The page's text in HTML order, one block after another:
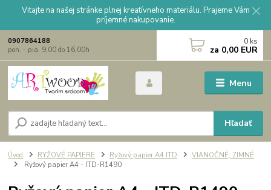
Vitajte na našej stránke plnej kreatívneho materiálu. Prajeme Vám
príjemné nakupovanie.
Menu
Hľadať
0907864188
pon. - pia. 9,00 do 16,00h
0 ks
za 0,00 EUR
Úvod RYŽOVÉ PAPIERE Ryžový papier A4 ITD
VIANOČNÉ, ZIMNÉ
Ryžový papier A4 - ITD-R1490